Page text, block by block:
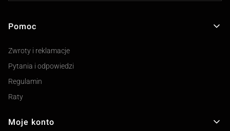
Linki w stopce
Pomoc
Zwroty i reklamacje
Pytania i odpowiedzi
Regulamin
Raty
Moje konto